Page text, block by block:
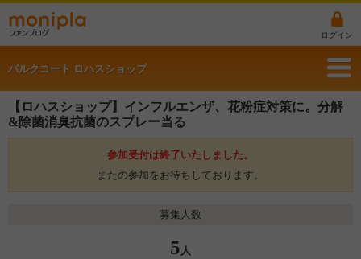
ログイン
パルクコート ロハスショップ
【ロハスショップ】インフルエンザ、花粉症対策に。分解
&除菌消臭抗菌のスプレー当る
参加受付は終了いたしました。
またの参加をお待ちしております。
募集人数
5 人